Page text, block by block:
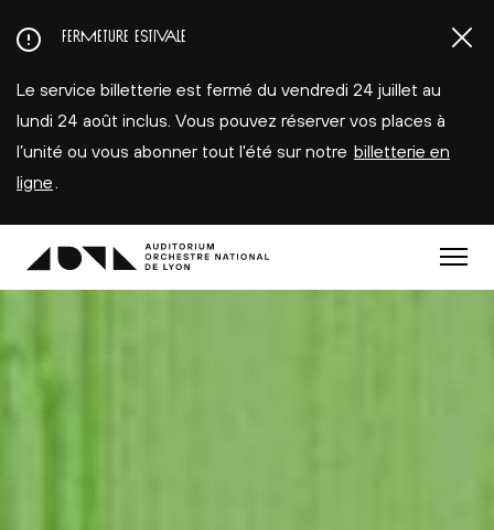
au
principal
FERMETURE ESTIVALE
Le service billetterie est fermé du vendredi 24 juillet au
lundi 24 août inclus. Vous pouvez réserver vos places à
l’unité ou vous abonner tout l'été sur notre billetterie en
ligne
Menu